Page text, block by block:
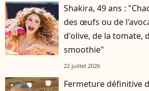
Shakira, 49 ans :
des œufs ou de
d'olive, de la tomate,
smoothie"
22 juillet 2026
Fermeture définitive